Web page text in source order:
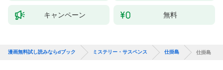
キャンペーン 無料
漫画無料試し読みならdブック ミステリー・サスペンス 仕掛島 仕掛島